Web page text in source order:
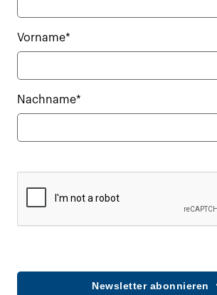
Vorname*
Nachname*
Newsletter abonnieren